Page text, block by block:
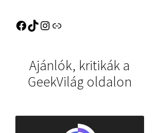
Ajánlók, kritikák a
GeekVilág oldalon